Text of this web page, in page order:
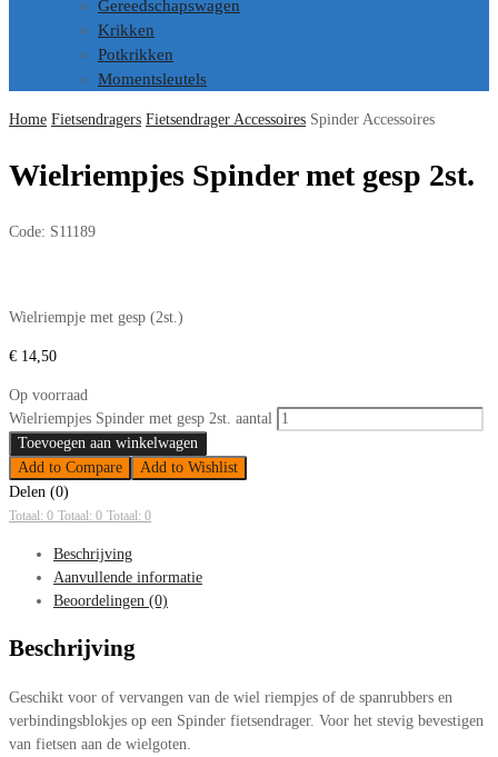
Gereedschapswagen
Krikken
Potkrikken
Momentsleutels
Home Fietsendragers Fietsendrager Accessoires Spinder Accessoires
Wielriempjes Spinder met gesp 2st.
Code: S11189
Wielriempje met gesp (2st.)
€ 14,50
Op voorraad
Wielriempjes Spinder met gesp 2st. aantal
Toevoegen aan winkelwagen
Add to Compare
Add to Wishlist
Delen (0)
Totaal: 0 Totaal: 0 Totaal: 0
Beschrijving
Aanvullende informatie
Beoordelingen (0)
Beschrijving
Geschikt voor of vervangen van de wiel riempjes of de spanrubbers en
verbindingsblokjes op een Spinder fietsendrager. Voor het stevig bevestigen
van fietsen aan de wielgoten.